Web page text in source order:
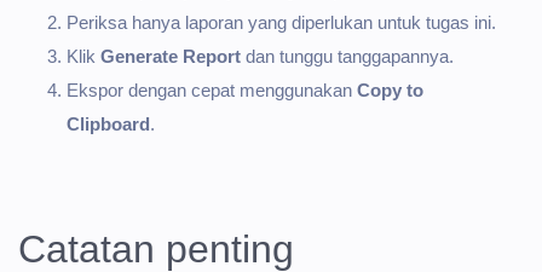
Periksa hanya laporan yang diperlukan untuk tugas ini.
Klik Generate Report dan tunggu tanggapannya.
Ekspor dengan cepat menggunakan Copy to
Clipboard.
Catatan penting